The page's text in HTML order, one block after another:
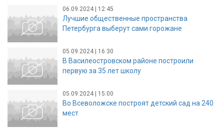
06.09.2024 | 12:45
Лучшие общественные пространства
Петербурга выберут сами горожане
05.09.2024 | 16:30
В Василеостровском районе построили
первую за 35 лет школу
05.09.2024 | 15:00
Во Всеволожске построят детский сад на 240
мест